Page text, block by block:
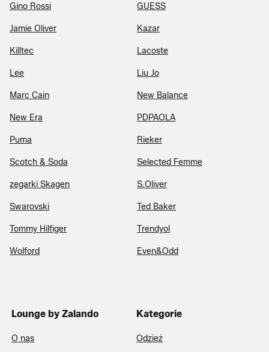
Gino Rossi GUESS
Jamie Oliver Kazar
Killtec Lacoste
Lee Liu Jo
Marc Cain New Balance
New Era PDPAOLA
Puma Rieker
Scotch & Soda Selected Femme
zegarki Skagen S.Oliver
Swarovski Ted Baker
Tommy Hilfiger Trendyol
Wolford Even&Odd
Lounge by Zalando
O nas
Kategorie
Odzież